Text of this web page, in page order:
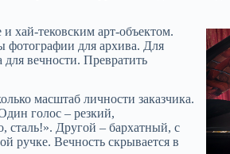
хай-тековским арт-объектом.
фотографии для архива. Для
вечности. Превратить
масштаб личности заказчика.
голос – резкий,
сталь!». Другой – бархатный, с
ручке. Вечность скрывается в